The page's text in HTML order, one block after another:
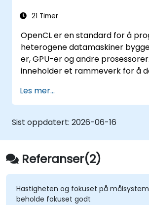
21 Timer
OpenCL er en standard for å
heterogene datamaskiner
er, GPU-er og andre
inneholder et rammeverk for å
og ett eller flere
GPU, plus et C-basert
for å skrive programmer for de
beregningsenheter. Ved hjelp av
en programmør skrive
dataparallelle programmer som
disse forskjellige typer
system.
Les mer...
Sist oppdatert: 2026-06-16
Referanser(2)
Hastigheten og fokuset på
beholde fokuset godt